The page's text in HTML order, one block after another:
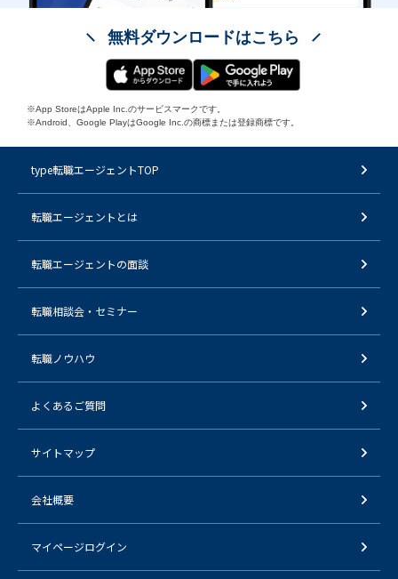
無料ダウンロードはこちら
※App StoreはApple Inc.のサービスマークです。
※Android、Google PlayはGoogle Inc.の商標または登録商標です。
type転職エージェントTOP
転職エージェントとは
転職エージェントの面談
転職相談会・セミナー
転職ノウハウ
よくあるご質問
サイトマップ
会社概要
マイページログイン